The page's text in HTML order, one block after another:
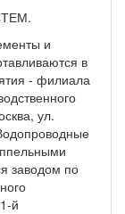
и
в
- филиала
ул.
заводом по
й